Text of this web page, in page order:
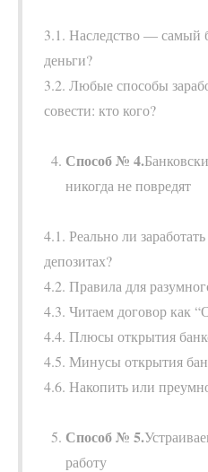
3.1. Наследство — самый
деньги?
3.2. Любые способы
совести: кто кого?
Способ № 4.
никогда не повредят
4.1. Реально ли
депозитах?
4.2. Правила для
4.3. Читаем договор как
4.4. Плюсы открытия
4.5. Минусы открытия
4.6. Накопить или
Способ № 5.
работу